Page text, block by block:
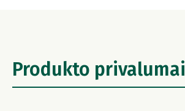
Produkto privalumai